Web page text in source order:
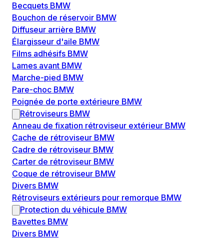
Becquets BMW
Bouchon de réservoir BMW
Diffuseur arrière BMW
Élargisseur d'aile BMW
Films adhésifs BMW
Lames avant BMW
Marche-pied BMW
Pare-choc BMW
Poignée de porte extérieure BMW
Rétroviseurs BMW
Anneau de fixation rétroviseur extérieur BMW
Cache de rétroviseur BMW
Cadre de rétroviseur BMW
Carter de rétroviseur BMW
Coque de rétroviseur BMW
Divers BMW
Rétroviseurs extérieurs pour remorque BMW
Protection du véhicule BMW
Bavettes BMW
Divers BMW